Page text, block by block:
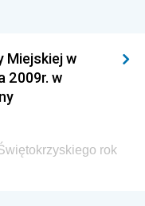
Dróg
Miejskiej w
2009r. w
rok